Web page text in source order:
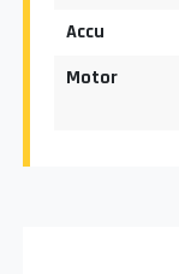
Accu
Motor